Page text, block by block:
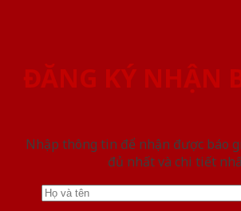
ĐĂNG KÝ NHẬN
Nhập thông tin để nhận được báo
đủ nhất và chi tiết